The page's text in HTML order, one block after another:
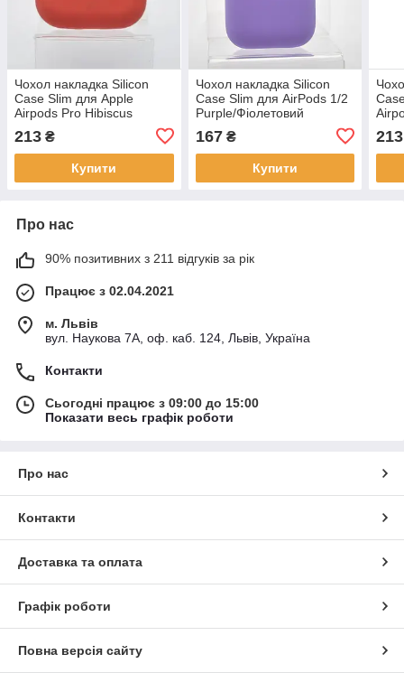
Чохол накладка Silicon
Case Slim для Apple
Airpods Pro Hibiscus
213 ₴
Купити
Чохол накладка Silicon
Case Slim для AirPods 1/2
Purple/Фіолетовий
167₴
Купити
213
Про нас
90% позитивних з 211 відгуків за рік
Працює з 02.04.2021
м. Львів
вул. Наукова 7А, оф. каб. 124, Львів, Україна
Контакти
Сьогодні працює з 09:00 до 15:00
Показати весь графік роботи
Про нас
Контакти
Доставка та оплата
Графік роботи
Повна версія сайту